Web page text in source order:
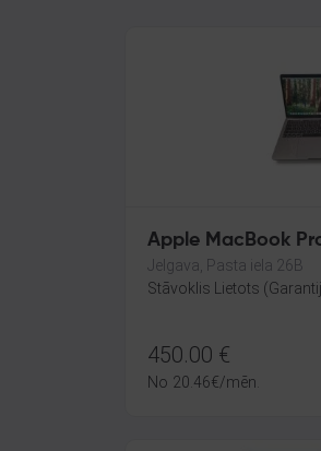
Apple MacBook
Jelgava, Pasta iela 26B
Stāvoklis Lietots
450.00 €
No 20.46€/mēn.